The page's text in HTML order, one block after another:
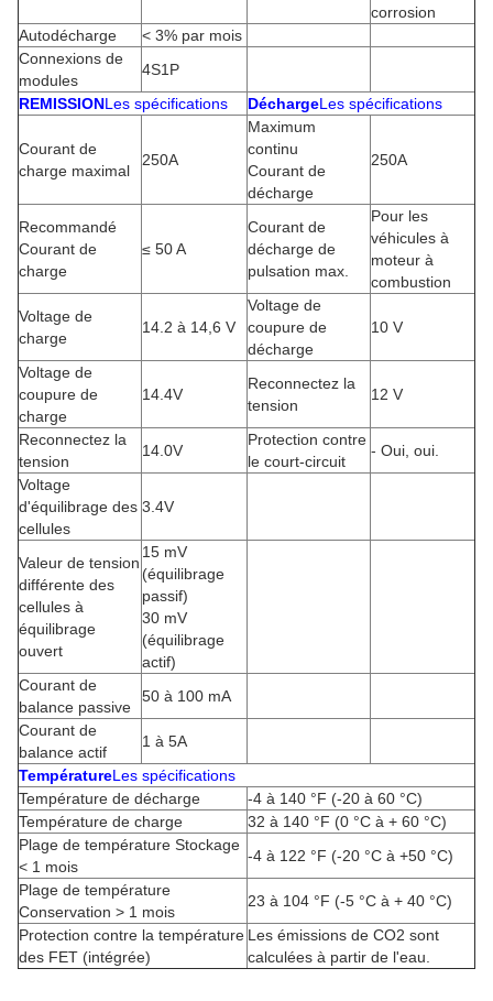
corrosion
Autodécharge
< 3% par mois
Connexions de
modules
4S1P
REMISSIONLes spécifications DéchargeLes spécifications
Courant de
charge maximal
250A
Maximum
continu
Courant de
décharge
250A
Recommandé
Courant de
charge
≤ 50 A
Courant de
décharge de
pulsation max.
Pour les
véhicules à
moteur à
combustion
Voltage de
charge
14.2 à 14,6 V
Voltage de
coupure de
décharge
10 V
Voltage de
coupure de
charge
14.4V
Reconnectez la
tension
12 V
Reconnectez la
tension
14.0V
Protection contre
le court-circuit
- Oui, oui.
Voltage
d'équilibrage des
cellules
3.4V
Valeur de tension
différente des
cellules à
équilibrage
ouvert
15 mV
(équilibrage
passif)
30 mV
(équilibrage
actif)
Courant de
balance passive
50 à 100 mA
Courant de
balance actif
1 à 5A
TempératureLes spécifications
Température de décharge
-4 à 140 °F (-20 à 60 °C)
Température de charge
32 à 140 °F (0 °C à + 60 °C)
Plage de température Stockage
< 1 mois
-4 à 122 °F (-20 °C à +50 °C)
Plage de température
Conservation > 1 mois
23 à 104 °F (-5 °C à + 40 °C)
Protection contre la température
des FET (intégrée)
Les émissions de CO2 sont
calculées à partir de l'eau.